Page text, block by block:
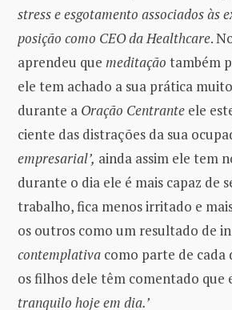
stress e esgotamento associados às
posição como CEO da Healthcare.
aprendeu que meditação também
ele tem achado a sua prática
durante a Oração Centrante ele
ciente das distrações da sua
empresarial’, ainda assim ele tem
durante o dia ele é mais capaz de
trabalho, fica menos irritado e
os outros como um resultado de
contemplativa como parte de cada
os filhos dele têm comentado que
tranquilo hoje em dia.’